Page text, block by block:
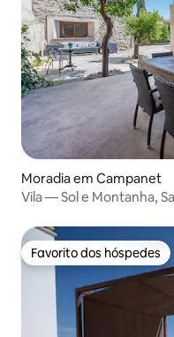
Moradia em Campanet
Vila — Sol e Montanha,
Favorito dos hóspedes
Favorito dos hóspedes